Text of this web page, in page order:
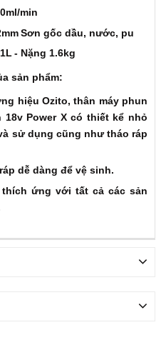
min
Sơn gốc dầu, nước, pu
- Nặng 1.6kg
sản phẩm:
hiệu Ozito, thân máy phun
Power X có thiết kể nhỏ
sử dụng cũng như tháo ráp
dễ dàng để vệ sinh.
ứng với tất cả các sản